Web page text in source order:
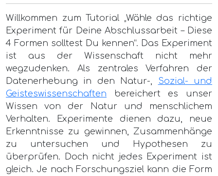
Willkommen zum Tutorial „Wähle das richtige
Experiment für Deine Abschlussarbeit – Diese
4 Formen solltest Du kennen“. Das Experiment
ist aus der Wissenschaft nicht mehr
wegzudenken. Als zentrales Verfahren der
Datenerhebung in den Natur-, Sozial- und
Geisteswissenschaften bereichert es unser
Wissen von der Natur und menschlichem
Verhalten. Experimente dienen dazu, neue
Erkenntnisse zu gewinnen, Zusammenhänge
zu untersuchen und Hypothesen zu
überprüfen. Doch nicht jedes Experiment ist
gleich. Je nach Forschungsziel kann die Form